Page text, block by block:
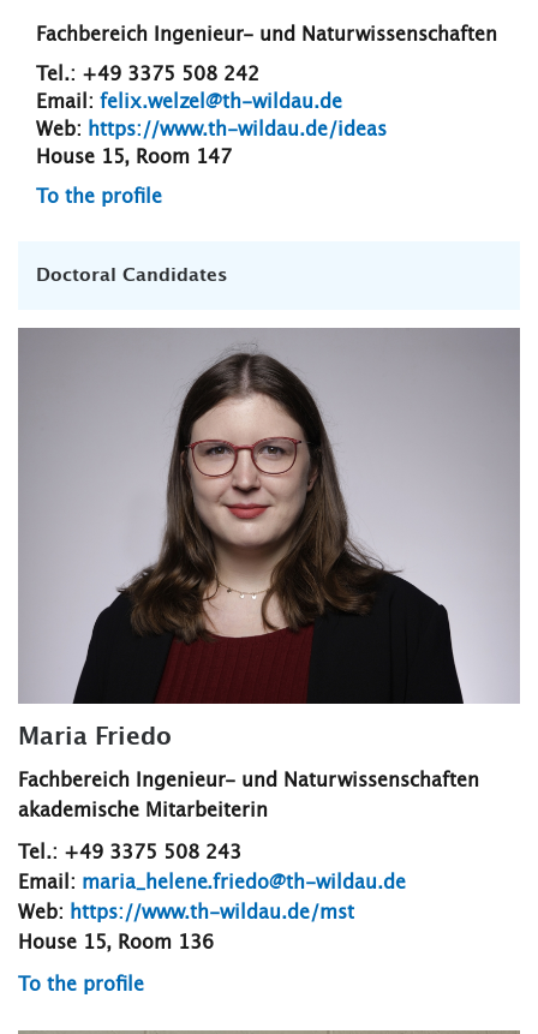
Fachbereich Ingenieur- und Naturwissenschaften
Tel.: +49 3375 508 242
Email: felix.welzel@th-wildau.de
Web: https://www.th-wildau.de/ideas
House 15, Room 147
To the profile
Doctoral Candidates
Maria Friedo
Fachbereich Ingenieur- und Naturwissenschaften
akademische Mitarbeiterin
Tel.: +49 3375 508 243
Email: maria_helene.friedo@th-wildau.de
Web: https://www.th-wildau.de/mst
House 15, Room 136
To the profile